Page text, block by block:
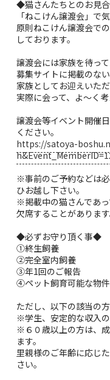
◆猫さんたちとのお見
「ねこけん譲渡会」で
原則ねこけん譲渡会で
しております。
譲渡会には家族を待っ
募集サイトに掲載のな
家族としてお迎えいただ
実際に会って、よ～く
譲渡会等イベント開催
ください。
https://satoya-
※事前のご予約などは
ひお越し下さい。
※掲載中の猫さんであ
欠席することがあります
◆必ずお守り頂く事◆
①終生飼養
②完全室内飼養
③年1回のご報告
④ペット飼育可能な物
ただし、以下の該当の
※学生、安定的な収入
※６０歳以上の方は、
ます。
里親様のご年齢に応じ
さい。